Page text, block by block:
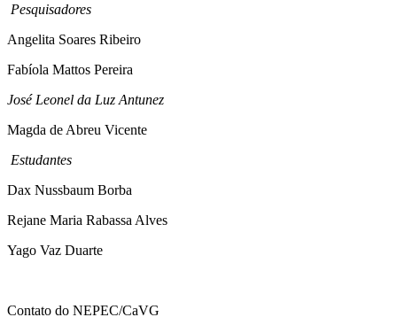
Pesquisadores
Angelita Soares Ribeiro
Fabíola Mattos Pereira
José Leonel da Luz Antunez
Magda de Abreu Vicente
Estudantes
Dax Nussbaum Borba
Rejane Maria Rabassa Alves
Yago Vaz Duarte
Contato do NEPEC/CaVG